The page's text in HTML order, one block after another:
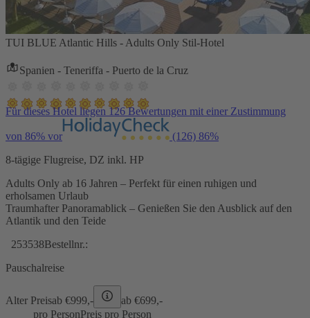
TUI BLUE Atlantic Hills - Adults Only Stil-Hotel
Spanien - Teneriffa - Puerto de la Cruz
Für dieses Hotel liegen 126 Bewertungen mit einer Zustimmung
von 86% vor (126) 86%
8-tägige Flugreise, DZ inkl. HP
Adults Only ab 16 Jahren – Perfekt für einen ruhigen und
erholsamen Urlaub
Traumhafter Panoramablick – Genießen Sie den Ausblick auf den
Atlantik und den Teide
253538Bestellnr.:
Pauschalreise
Alter Preisab €999,- ab €699,-
pro PersonPreis pro Person